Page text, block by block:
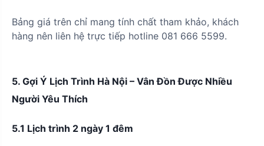
Bảng giá trên chỉ mang tính chất tham khảo, khách
hàng nên liên hệ trực tiếp hotline 081 666 5599.
5. Gợi Ý Lịch Trình Hà Nội – Vân Đồn Được Nhiều
Người Yêu Thích
5.1 Lịch trình 2 ngày 1 đêm